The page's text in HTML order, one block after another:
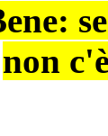
non